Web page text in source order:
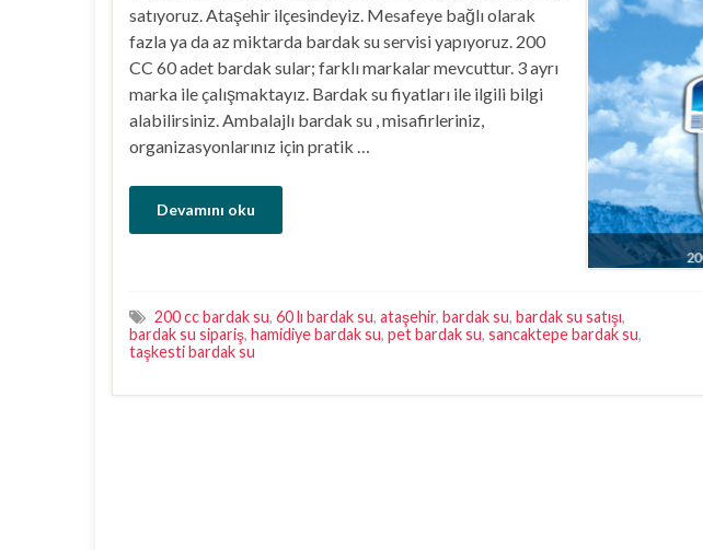
satıyoruz. Ataşehir ilçesindeyiz. Mesafeye bağlı olarak
fazla ya da az miktarda bardak su servisi yapıyoruz. 200
CC 60 adet bardak sular; farklı markalar mevcuttur. 3 ayrı
marka ile çalışmaktayız. Bardak su fiyatları ile ilgili bilgi
alabilirsiniz. Ambalajlı bardak su , misafirleriniz,
organizasyonlarınız için pratik …
Devamını oku
200 cc bardak su, 60 lı bardak su, ataşehir, bardak su, bardak su satışı,
bardak su sipariş, hamidiye bardak su, pet bardak su, sancaktepe bardak su,
taşkesti bardak su